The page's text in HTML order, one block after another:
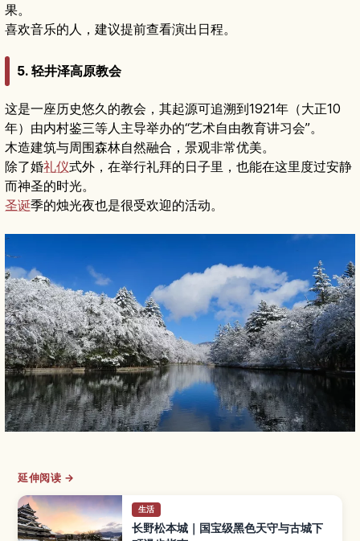
果。
喜欢音乐的人，建议提前查看演出日程。
5. 轻井泽高原教会
这是一座历史悠久的教会，其起源可追溯到1921年（大正10
年）由内村鉴三等人主导举办的“艺术自由教育讲习会”。
木造建筑与周围森林自然融合，景观非常优美。
除了婚礼仪式外，在举行礼拜的日子里，也能在这里度过安静
而神圣的时光。
圣诞季的烛光夜也是很受欢迎的活动。
延伸阅读 →
生活
长野松本城｜国宝级黑色天守与古城下